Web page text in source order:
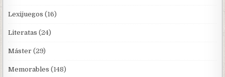
Lexijuegos (16)
Literatas (24)
Máster (29)
Memorables (148)